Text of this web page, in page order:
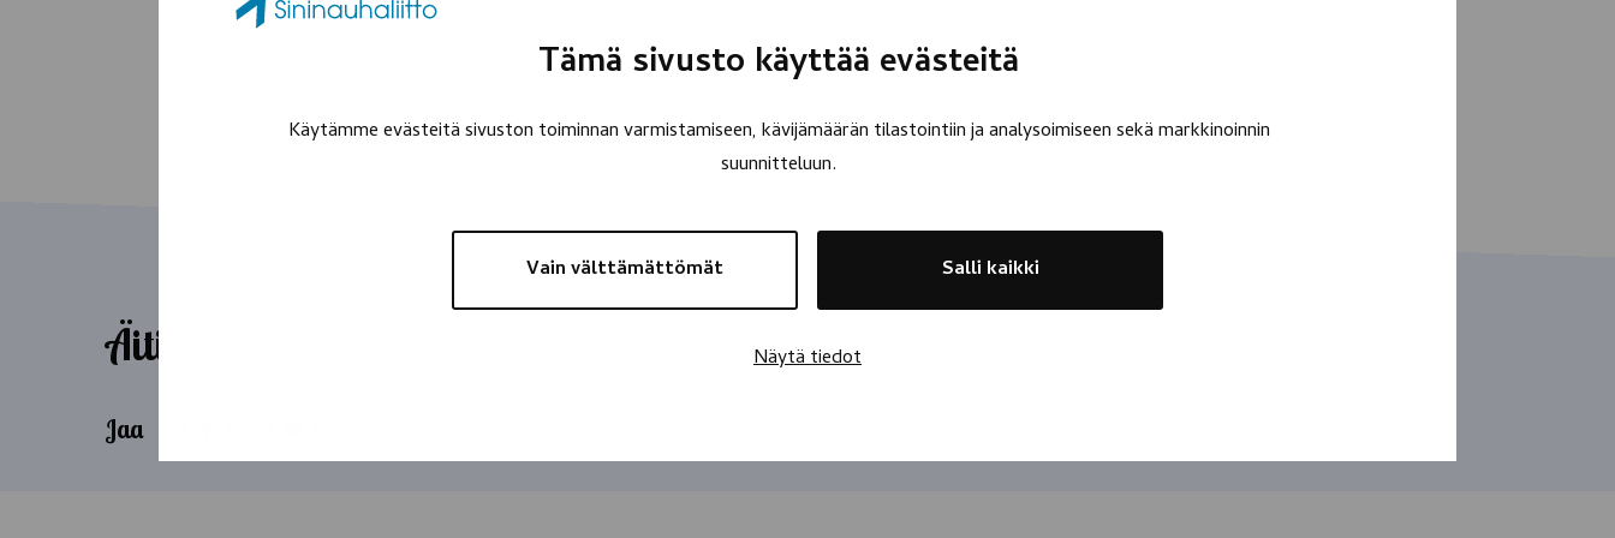
Tämä sivusto käyttää evästeitä
Käytämme evästeitä sivuston toiminnan varmistamiseen, kävijämäärän tilastointiin ja analysoimiseen sekä markkinoinnin
suunnitteluun.
Vain välttämättömät Salli kaikki
Näytä tiedot
Äiti
Jaa